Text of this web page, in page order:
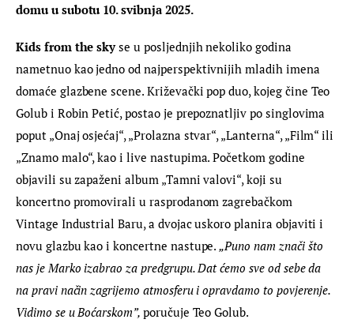
domu u subotu 10. svibnja 2025.
Kids from the sky se u posljednjih nekoliko godina
nametnuo kao jedno od najperspektivnijih mladih imena
domaće glazbene scene. Križevački pop duo, kojeg čine Teo
Golub i Robin Petić, postao je prepoznatljiv po singlovima
poput „Onaj osjećaj“, „Prolazna stvar“, „Lanterna“, „Film“ ili
„Znamo malo“, kao i live nastupima. Početkom godine
objavili su zapaženi album „Tamni valovi“, koji su
koncertno promovirali u rasprodanom zagrebačkom
Vintage Industrial Baru, a dvojac uskoro planira objaviti i
novu glazbu kao i koncertne nastupe. „Puno nam znači što
nas je Marko izabrao za predgrupu. Dat ćemo sve od sebe da
na pravi način zagrijemo atmosferu i opravdamo to povjerenje.
Vidimo se u Boćarskom”, poručuje Teo Golub.